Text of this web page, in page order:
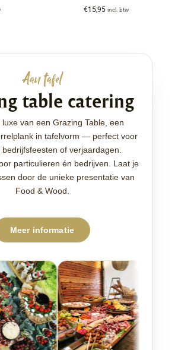
€15,95 incl. btw
Aan tafel
table catering
van een Grazing Table, een
in tafelvorm — perfect voor
of verjaardagen.
particulieren én bedrijven. Laat je
door de unieke presentatie van
Food & Wood.
Meer informatie